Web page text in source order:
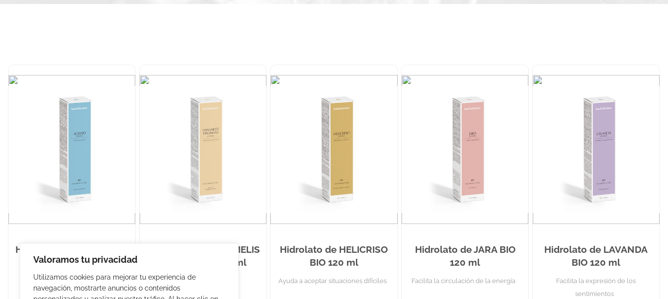
Valoramos tu privacidad
Utilizamos cookies para mejorar tu experiencia de
navegación, mostrarte anuncios o contenidos
Hidrolato de ACIANO BIO
120 ml
Reduce la tensión nerviosa
Hidrolato de HAMAMELIS
VIRGINIANA 120 ml
Estimulante, antifatiga
Hidrolato de HELICRISO
BIO 120 ml
Ayuda a aceptar situaciones difíciles
Hidrolato de JARA BIO
120 ml
Facilita la circulación de la energía
Hidrolato de LAVANDA
BIO 120 ml
Facilita la expresión de los
sentimientos